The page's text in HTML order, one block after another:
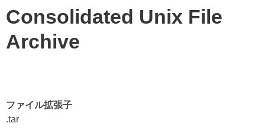
Consolidated Unix File
Archive
ファイル拡張子
.tar